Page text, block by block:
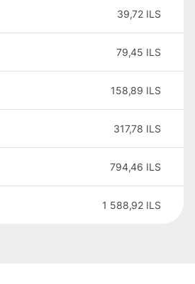
39,72 ILS
79,45 ILS
158,89 ILS
317,78 ILS
794,46 ILS
1 588,92 ILS